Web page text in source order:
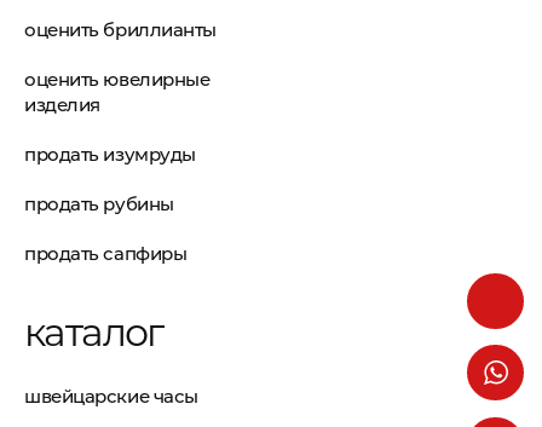
оценить бриллианты
оценить ювелирные
изделия
продать изумруды
продать рубины
продать сапфиры
каталог
швейцарские часы